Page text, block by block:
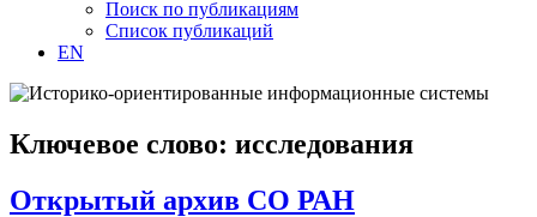
Поиск по публикациям
Список публикаций
EN
Ключевое слово: исследования
Открытый архив СО РАН